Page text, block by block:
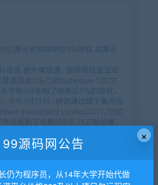
×
99源码网公告
仍为程序员，从14年大学开始代做